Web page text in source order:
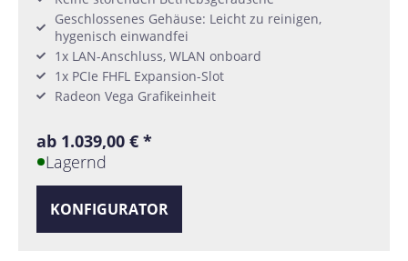
Geschlossenes Gehäuse: Leicht zu reinigen,
hygenisch einwandfei
1x LAN-Anschluss, WLAN onboard
1x PCIe FHFL Expansion-Slot
Radeon Vega Grafikeinheit
ab 1.039,00 € *
Lagernd
KONFIGURATOR